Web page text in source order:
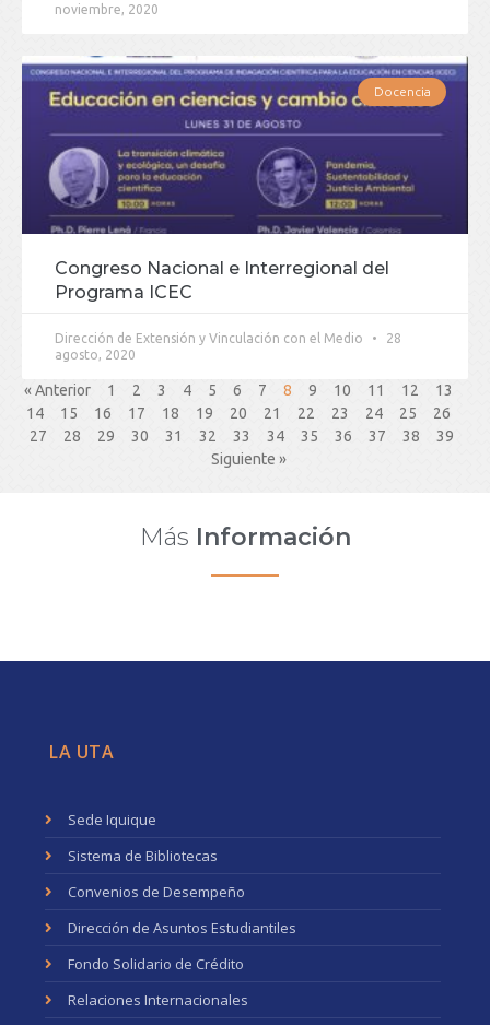
noviembre, 2020
Docencia
Congreso Nacional e Interregional del
Programa ICEC
Dirección de Extensión y Vinculación con el Medio
28
agosto, 2020
« Anterior 1 2 3 4 5 6 7 8 9 10 11 12
13
14
15 16 17 18 19 20 21 22 23 24 25
26
27
28 29 30 31 32 33 34 35 36 37 38
39
Siguiente »
Más Información
LA UTA
Sede Iquique
Sistema de Bibliotecas
Convenios de Desempeño
Dirección de Asuntos Estudiantiles
Fondo Solidario de Crédito
Relaciones Internacionales